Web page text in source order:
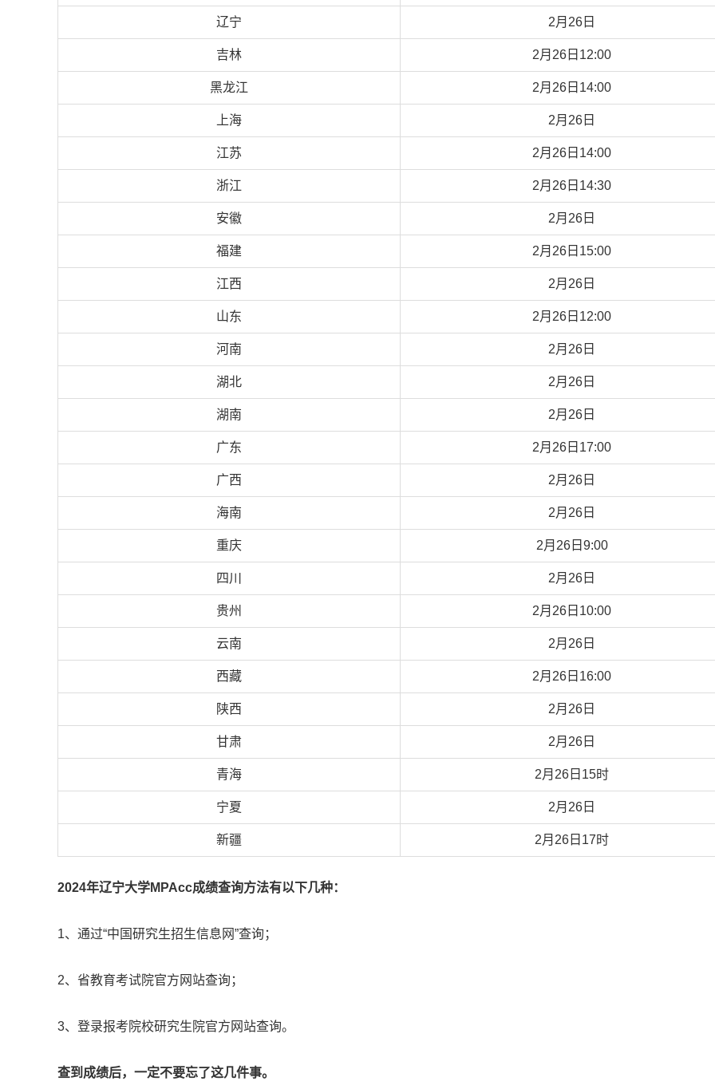
辽宁 2月26日
吉林 2月26日12:00
黑龙江 2月26日14:00
上海 2月26日
江苏 2月26日14:00
浙江 2月26日14:30
安徽 2月26日
福建 2月26日15:00
江西 2月26日
山东 2月26日12:00
河南 2月26日
湖北 2月26日
湖南 2月26日
广东 2月26日17:00
广西 2月26日
海南 2月26日
重庆 2月26日9:00
四川 2月26日
贵州 2月26日10:00
云南 2月26日
西藏 2月26日16:00
陕西 2月26日
甘肃 2月26日
青海 2月26日15时
宁夏 2月26日
新疆 2月26日17时
2024年辽宁大学MPAcc成绩查询方法有以下几种：
1、通过“中国研究生招生信息网”查询；
2、省教育考试院官方网站查询；
3、登录报考院校研究生院官方网站查询。
查到成绩后，一定不要忘了这几件事。